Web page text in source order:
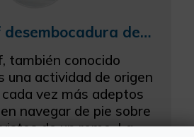
Paddle surf desembocadura del Mijares al Sitjar
también conocido
una actividad de origen
vez más adeptos
navegar de pie sobre
de un remo. La